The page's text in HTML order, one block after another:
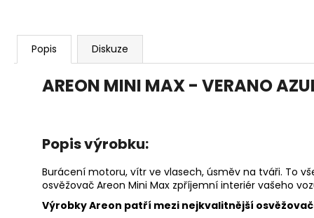
Popis Diskuze
AREON MINI MAX - VERANO
Popis výrobku:
Burácení motoru, vítr ve vlasech, úsměv na tváři. To
osvěžovač Areon Mini Max zpříjemní interiér vašeho
Výrobky Areon patří mezi nejkvalitnější